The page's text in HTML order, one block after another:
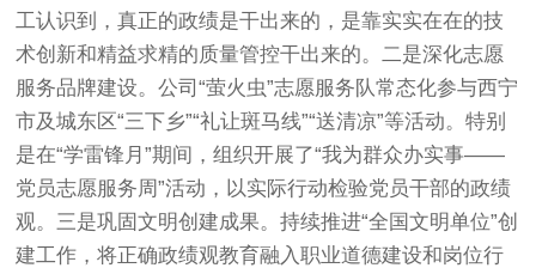
工认识到，真正的政绩是干出来的，是靠实实在在的技
术创新和精益求精的质量管控干出来的。二是深化志愿
服务品牌建设。公司“萤火虫”志愿服务队常态化参与西宁
市及城东区“三下乡”“礼让斑马线”“送清凉”等活动。特别
是在“学雷锋月”期间，组织开展了“我为群众办实事——
党员志愿服务周”活动，以实际行动检验党员干部的政绩
观。三是巩固文明创建成果。持续推进“全国文明单位”创
建工作，将正确政绩观教育融入职业道德建设和岗位行